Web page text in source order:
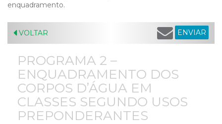
enquadramento.
VOLTAR ENVIAR
PROGRAMA 2 –
ENQUADRAMENTO DOS
CORPOS D’ÁGUA EM
CLASSES SEGUNDO USOS
PREPONDERANTES